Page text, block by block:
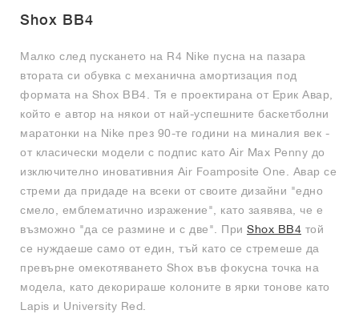
Shox BB4
Малко след пускането на R4 Nike пусна на пазара
втората си обувка с механична амортизация под
формата на Shox BB4. Тя е проектирана от Ерик Авар,
който е автор на някои от най-успешните баскетболни
маратонки на Nike през 90-те години на миналия век -
от класически модели с подпис като Air Max Penny до
изключително иновативния Air Foamposite One. Авар се
стреми да придаде на всеки от своите дизайни "едно
смело, емблематично изражение", като заявява, че е
възможно "да се размине и с две". При Shox BB4 той
се нуждаеше само от един, тъй като се стремеше да
превърне омекотяването Shox във фокусна точка на
модела, като декорираше колоните в ярки тонове като
Lapis и University Red.